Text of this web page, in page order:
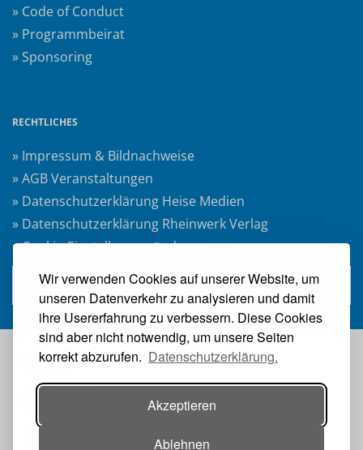
Wir verwenden Cookies auf unserer Website, um
unseren Datenverkehr zu analysieren und damit
ihre Usererfahrung zu verbessern. Diese Cookies
sind aber nicht notwendig, um unsere Seiten
korrekt abzurufen. Datenschutzerklärung.
Akzeptieren
Ablehnen
» Code of Conduct
» Programmbeirat
» Sponsoring
RECHTLICHES
» Impressum & Bildnachweise
» AGB Veranstaltungen
» Datenschutzerklärung Heise Medien
» Datenschutzerklärung Rheinwerk Verlag
» Cookie-Einstellungen ändern
» Vertrag widerrufen
VERANSTALTER: